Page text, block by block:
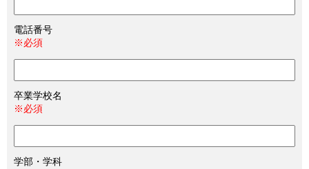
電話番号
※必須
卒業学校名
※必須
学部・学科